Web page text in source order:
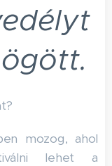
mozog, ahol
lehet a